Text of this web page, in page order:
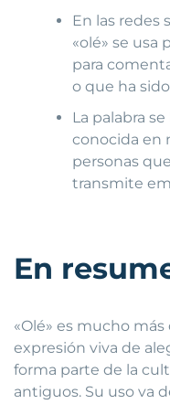
En las redes
«olé» se usa
para
o que ha
La palabra
conocida en
personas
transmite
En
«Olé» es mucho
expresión viva de
forma parte de la
antiguos. Su uso va